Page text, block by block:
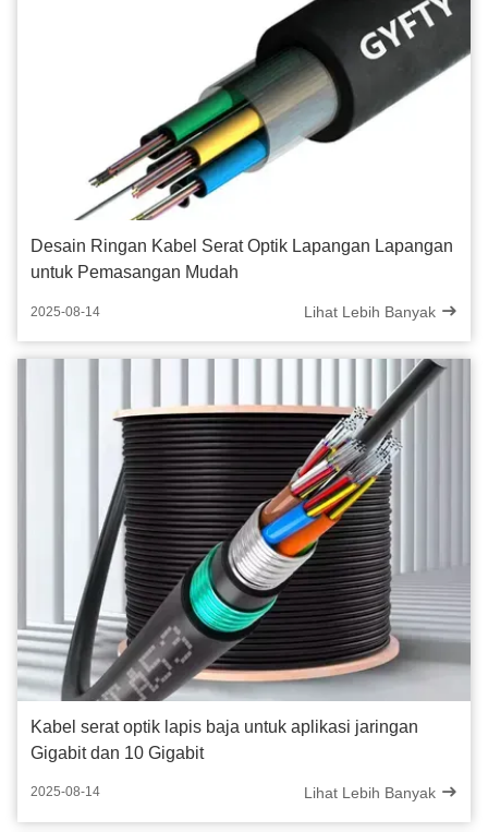
Desain Ringan Kabel Serat Optik Lapangan Lapangan
untuk Pemasangan Mudah
2025-08-14 Lihat Lebih Banyak
Kabel serat optik lapis baja untuk aplikasi jaringan
Gigabit dan 10 Gigabit
2025-08-14 Lihat Lebih Banyak